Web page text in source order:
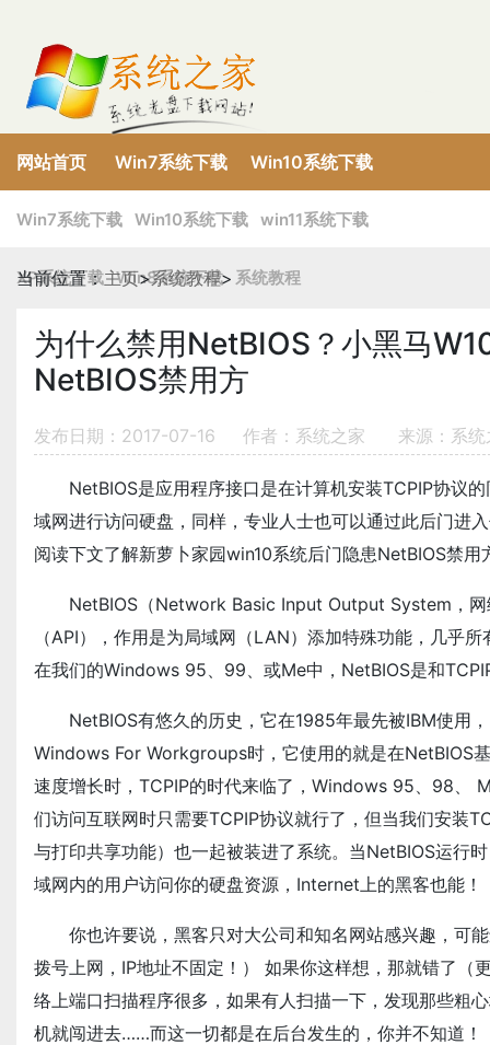
网站首页 Win7系统下载 Win10系统下载
XP系统下载 Win8系统下载 win11系统下载
Win7系统下载 Win10系统下载 win11系统下载
XP系统下载 Win8系统下载 系统教程
当前位置：主页>系统教程>
为什么禁用NetBIOS？小黑马
NetBIOS禁用方
发布日期：2017-07-16 作者：系统之家 来源：系
NetBIOS是应用程序接口是在计算机安装TCPIP协议的
域网进行访问硬盘，同样，专业人士也可以通过此后门进
阅读下文了解新萝卜家园win10系统后门隐患NetBIOS禁用
NetBIOS（Network Basic Input Output System，网
（API），作用是为局域网（LAN）添加特殊功能，几乎
在我们的Windows 95、99、或Me中，NetBIOS是和
NetBIOS有悠久的历史，它在1985年最先被IBM使用
Windows For Workgroups时，它使用的就是在NetBIOS
速度增长时，TCPIP的时代来临了，Windows 95、98、
们访问互联网时只需要TCPIP协议就行了，但当我们安装
与打印共享功能）也一起被装进了系统。当NetBIOS运行
域网内的用户访问你的硬盘资源，Internet上的黑客也能！
你也许要说，黑客只对大公司和知名网站感兴趣，可能
拨号上网，IP地址不固定！） 如果你这样想，那就错了（
络上端口扫描程序很多，如果有人扫描一下，发现那些粗
机就闯进去……而这一切都是在后台发生的，你并不知道！